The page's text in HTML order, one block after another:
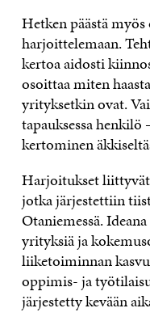
Hetken päästä myös
harjoittelemaan.
kertoa aidosti
osoittaa miten
yrityksetkin ovat.
tapauksessa
kertominen
Harjoitukset liittyvät
jotka järjestettiin
Otaniemessä.
yrityksiä ja
liiketoiminnan
oppimis- ja
järjestetty kevään